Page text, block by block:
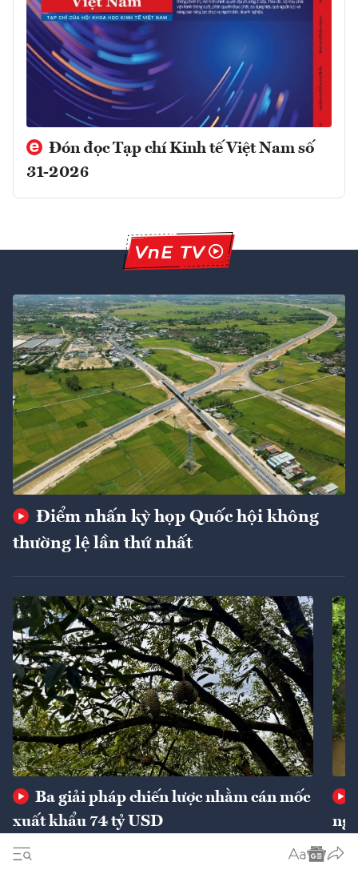
Đón đọc Tạp chí Kinh tế Việt Nam số
31-2026
Điểm nhấn kỳ họp Quốc hội không
thường lệ lần thứ nhất
Ba giải pháp chiến lược nhằm cán mốc
xuất khẩu 74 tỷ USD